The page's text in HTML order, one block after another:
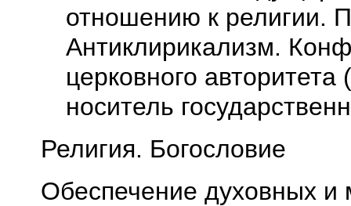
отношению к религии.
Антиклирикализм.
церковного
носитель
Религия. Богословие
Обеспечение духовных